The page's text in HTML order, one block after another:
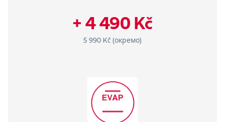
+ 4 490 Kč
5 990 Kč (окремо)